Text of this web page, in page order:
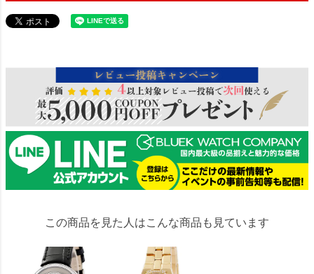
この商品を見た人はこんな商品も見ています